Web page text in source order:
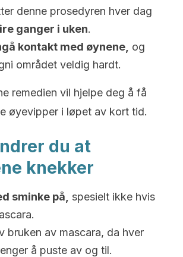
denne prosedyren hver dag
ganger i uken.
kontakt med øynene, og
området veldig hardt.
remedien vil hjelpe deg å få
øyevipper i løpet av kort tid.
du at
knekker
sminke på, spesielt ikke hvis
bruken av mascara, da hver
å puste av og til.